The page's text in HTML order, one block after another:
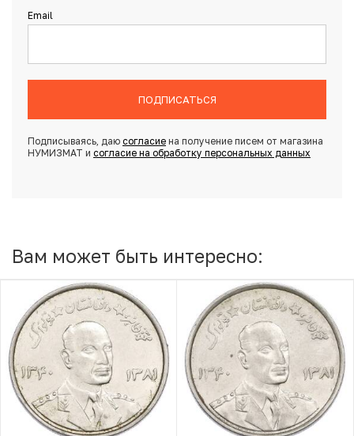
Email
ПОДПИСАТЬСЯ
Подписываясь, даю согласиена получение писем от магазина
НУМИЗМАТ и согласие на обработку персональных данных
Вам может быть интересно: